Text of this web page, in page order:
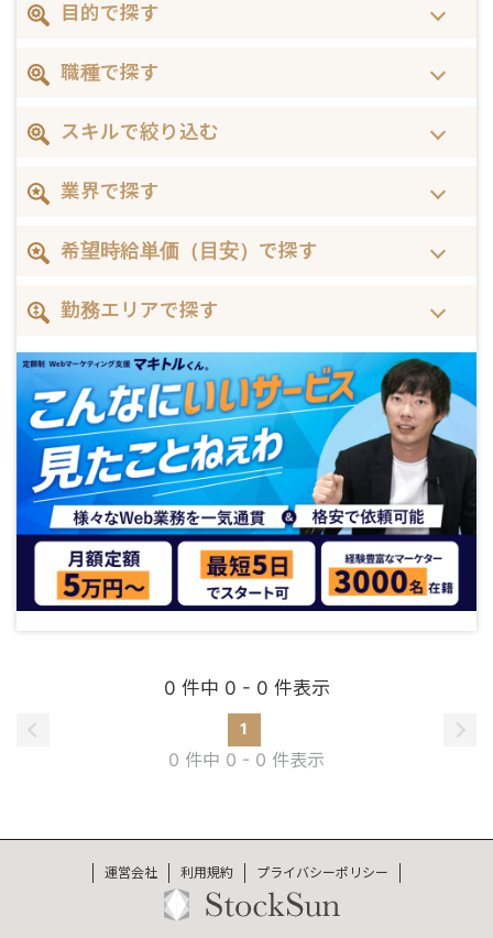
目的で探す
職種で探す
スキルで絞り込む
業界で探す
希望時給単価（目安）で探す
勤務エリアで探す
0 件中 0 - 0 件表示
1
0 件中 0 - 0 件表示
運営会社 利用規約 プライバシーポリシー